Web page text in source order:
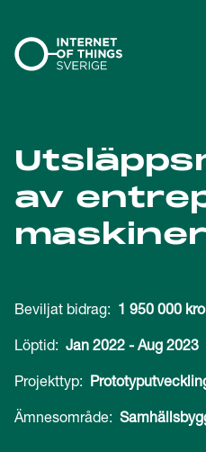
Gå till innehåll
av
maskiner
Beviljat bidrag: 1 950 000
Löptid: Jan 2022 - Aug 2023
Projekttyp:
Ämnesområde: